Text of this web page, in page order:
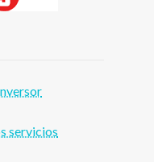
servicios